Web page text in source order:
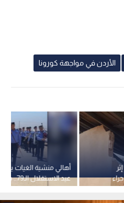
الأردن في مواجهة كورونا
أهالي منشية الغياث
عيد الاستقلال الـ79.. فيديو
إثر